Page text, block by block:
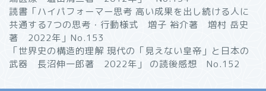
読書「ハイパフォーマー思考 高い成果を出し続ける人に
共通する7つの思考・行動様式 増子 裕介著 増村 岳史
著 2022年」No.153
「世界史の構造的理解 現代の「見えない皇帝」と日本の
武器 長沼伸一郎著 2022年」 の読後感想 No.152